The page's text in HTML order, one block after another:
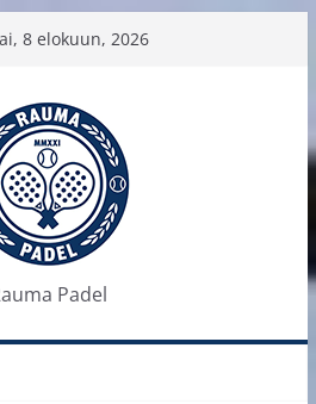
8 elokuun, 2026
Padel